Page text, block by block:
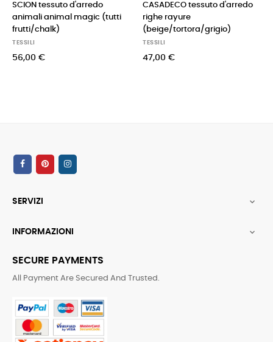
SCION tessuto d'arredo
animali animal magic (tutti
frutti/chalk)
TESSILI
56,00 €
CASADECO tessuto d'arredo
righe rayure
(beige/tortora/grigio)
TESSILI
47,00 €
SERVIZI 
INFORMAZIONI 
SECURE PAYMENTS
All Payment Are Secured And Trusted.